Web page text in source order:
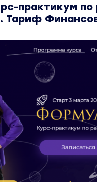
практикум
Тариф